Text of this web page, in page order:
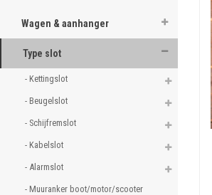
Wagen & aanhanger
Type slot
- Kettingslot
- Beugelslot
- Schijfremslot
- Kabelslot
- Alarmslot
- Muuranker boot/motor/scooter